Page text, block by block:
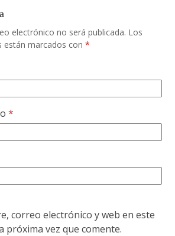
electrónico no será publicada. Los
están marcados con*
*
correo electrónico y web en este
próxima vez que comente.